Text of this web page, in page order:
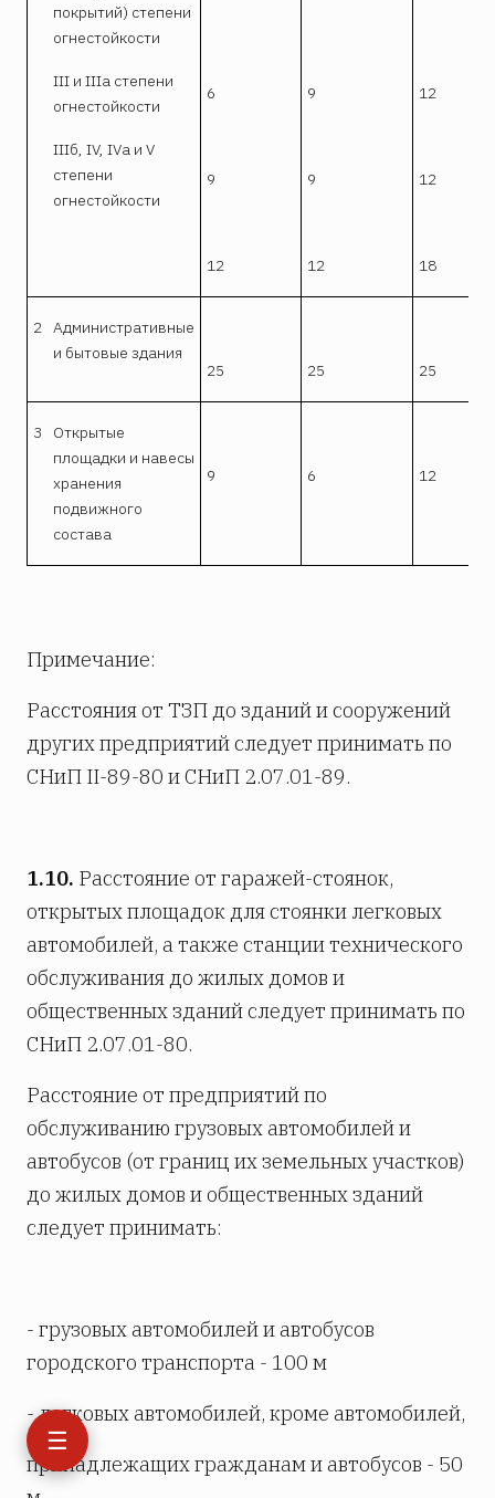
☰
покрытий) степени
огнестойкости
III и IIIa степени
огнестойкости
IIIб, IV, IVa и V
степени
огнестойкости
6
9
12
9
9
12
12
12
18
2
Административные
и бытовые здания
25
25 25
3
Открытые
площадки и навесы
хранения
подвижного
состава
9 6 12
Примечание:
Расстояния от ТЗП до зданий и сооружений
других предприятий следует принимать по
СНиП II-89-80 и СНиП 2.07.01-89.
1.10. Расстояние от гаражей-стоянок,
открытых площадок для стоянки легковых
автомобилей, а также станции технического
обслуживания до жилых домов и
общественных зданий следует принимать по
СНиП 2.07.01-80.
Расстояние от предприятий по
обслуживанию грузовых автомобилей и
автобусов (от границ их земельных участков)
до жилых домов и общественных зданий
следует принимать:
- грузовых автомобилей и автобусов
городского транспорта - 100 м
- легковых автомобилей, кроме автомобилей,
принадлежащих гражданам и автобусов - 50